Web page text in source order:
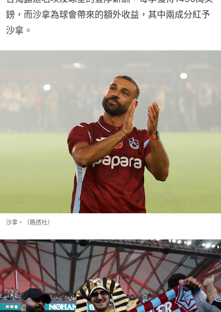
鎊，而沙拿為球會帶來的額外收益，其中兩成分紅予
沙拿。
沙拿。（路透社）